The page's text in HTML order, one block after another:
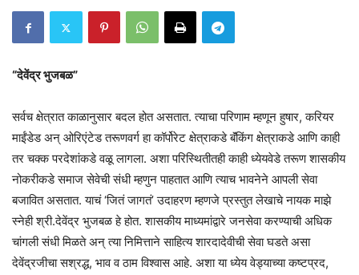
“देवेंद्र भुजबळ”
सर्वच क्षेत्रात काळानुसार बदल होत असतात. त्याचा परिणाम म्हणून हुषार, करियर
माईंडेड अन् ओरिएंटेड तरूणवर्ग हा कॉर्पोरेट क्षेत्राकडे बॅंकिंग क्षेत्राकडे आणि काही
तर चक्क परदेशांकडे वळू लागला. अशा परिस्थितीतही काही ध्येयवेडे तरूण शासकीय
नोकरीकडे समाज सेवेची संधी म्हणुन पाहतात आणि त्याच भावनेने आपली सेवा
बजावित असतात. याचं ‘जितं जागतं’ उदाहरण म्हणजे प्रस्तुत लेखाचे नायक माझे
स्नेही श्री.‌देवेंद्र भुजबळ हे होत. शासकीय माध्यमांद्वारे जनसेवा करण्याची अधिक
चांगली संधी मिळते अन् त्या निमित्ताने साहित्य शारदादेवीची सेवा घडते असा
देवेंद्रजीचा सश्रद्ध, भाव व ठाम विश्वास आहे. अशा या ध्येय वेड्याच्या कष्टप्रद,